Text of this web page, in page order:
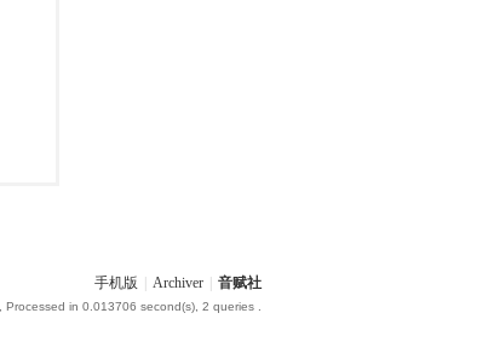
手机版 Archiver 音赋社
, Processed in 0.013706 second(s), 2 queries .